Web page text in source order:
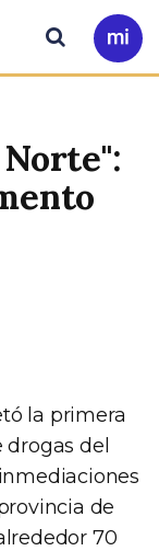
Ir
a
Buscar
la primera
del
de
70